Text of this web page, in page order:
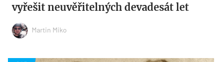
vyřešit neuvěřitelných devadesát let
Martin Miko